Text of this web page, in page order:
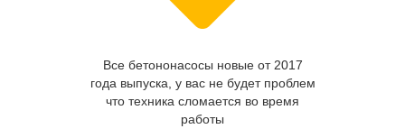
Все бетононасосы новые от 2017
года выпуска, у вас не будет проблем
что техника сломается во время
работы